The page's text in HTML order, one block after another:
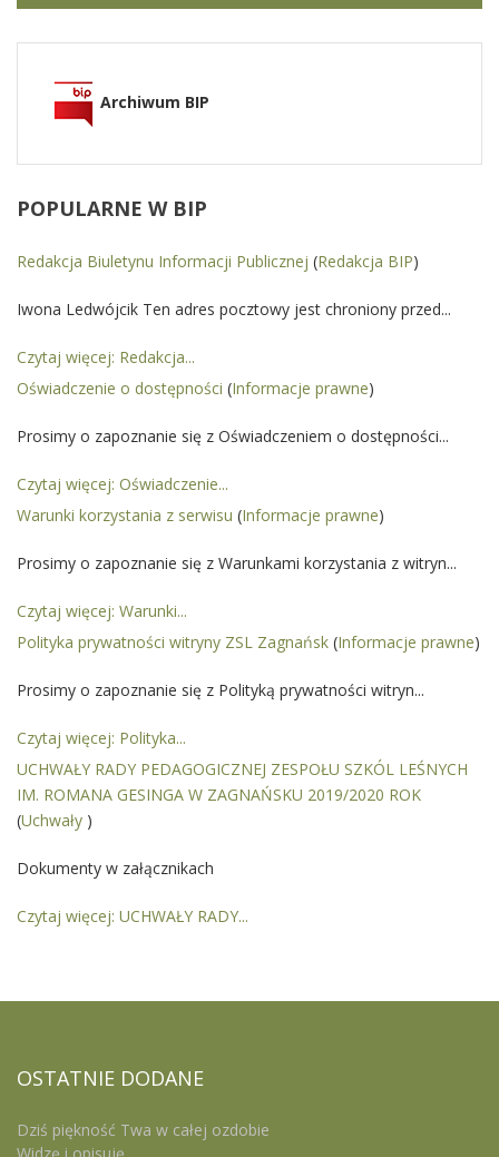
Archiwum BIP
POPULARNE W BIP
Redakcja Biuletynu Informacji Publicznej (Redakcja BIP)
Iwona Ledwójcik Ten adres pocztowy jest chroniony przed...
Czytaj więcej: Redakcja...
Oświadczenie o dostępności (Informacje prawne)
Prosimy o zapoznanie się z Oświadczeniem o dostępności...
Czytaj więcej: Oświadczenie...
Warunki korzystania z serwisu (Informacje prawne)
Prosimy o zapoznanie się z Warunkami korzystania z witryn...
Czytaj więcej: Warunki...
Polityka prywatności witryny ZSL Zagnańsk (Informacje prawne)
Prosimy o zapoznanie się z Polityką prywatności witryn...
Czytaj więcej: Polityka...
UCHWAŁY RADY PEDAGOGICZNEJ ZESPOŁU SZKÓL LEŚNYCH
IM. ROMANA GESINGA W ZAGNAŃSKU 2019/2020 ROK
(Uchwały )
Dokumenty w załącznikach
Czytaj więcej: UCHWAŁY RADY...
OSTATNIE DODANE
Dziś piękność Twa w całej ozdobie